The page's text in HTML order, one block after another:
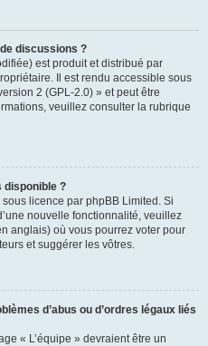
discussions ?
est produit et distribué par
Il est rendu accessible sous
2 (GPL-2.0) » et peut être
veuillez consulter la rubrique
disponible ?
licence par phpBB Limited. Si
nouvelle fonctionnalité, veuillez
anglais) où vous pourrez voter pour
et suggérer les vôtres.
d’abus ou d’ordres légaux liés
« L’équipe » devraient être un